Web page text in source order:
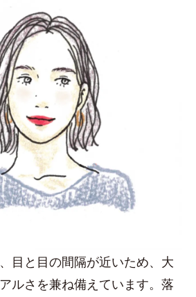
目と目の間隔が近いため、大
ルさを兼ね備えています。落